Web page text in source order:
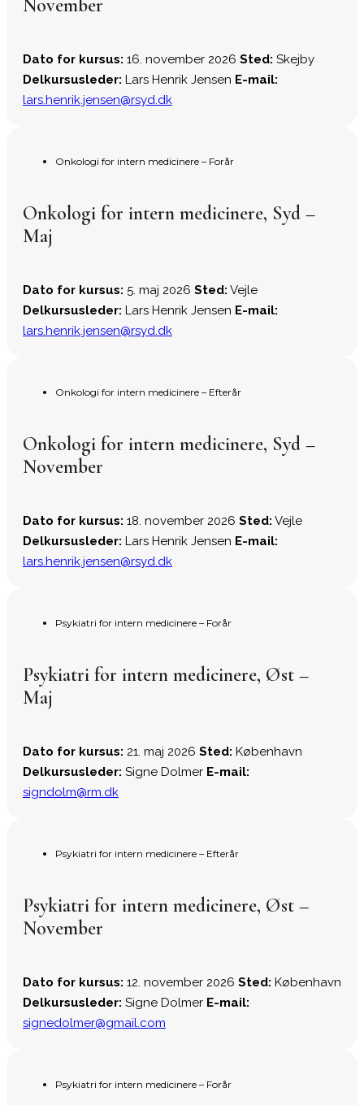
November
Dato for kursus: 16. november 2026 Sted: Skejby
Delkursusleder: Lars Henrik Jensen E-mail:
lars.henrik.jensen@rsyd.dk
Onkologi for intern medicinere – Forår
Onkologi for intern medicinere, Syd –
Maj
Dato for kursus: 5. maj 2026 Sted: Vejle
Delkursusleder: Lars Henrik Jensen E-mail:
lars.henrik.jensen@rsyd.dk
Onkologi for intern medicinere – Efterår
Onkologi for intern medicinere, Syd –
November
Dato for kursus: 18. november 2026 Sted: Vejle
Delkursusleder: Lars Henrik Jensen E-mail:
lars.henrik.jensen@rsyd.dk
Psykiatri for intern medicinere – Forår
Psykiatri for intern medicinere, Øst –
Maj
Dato for kursus: 21. maj 2026 Sted: København
Delkursusleder: Signe Dolmer E-mail:
signdolm@rm.dk
Psykiatri for intern medicinere – Efterår
Psykiatri for intern medicinere, Øst –
November
Dato for kursus: 12. november 2026 Sted: København
Delkursusleder: Signe Dolmer E-mail:
signedolmer@gmail.com
Psykiatri for intern medicinere – Forår